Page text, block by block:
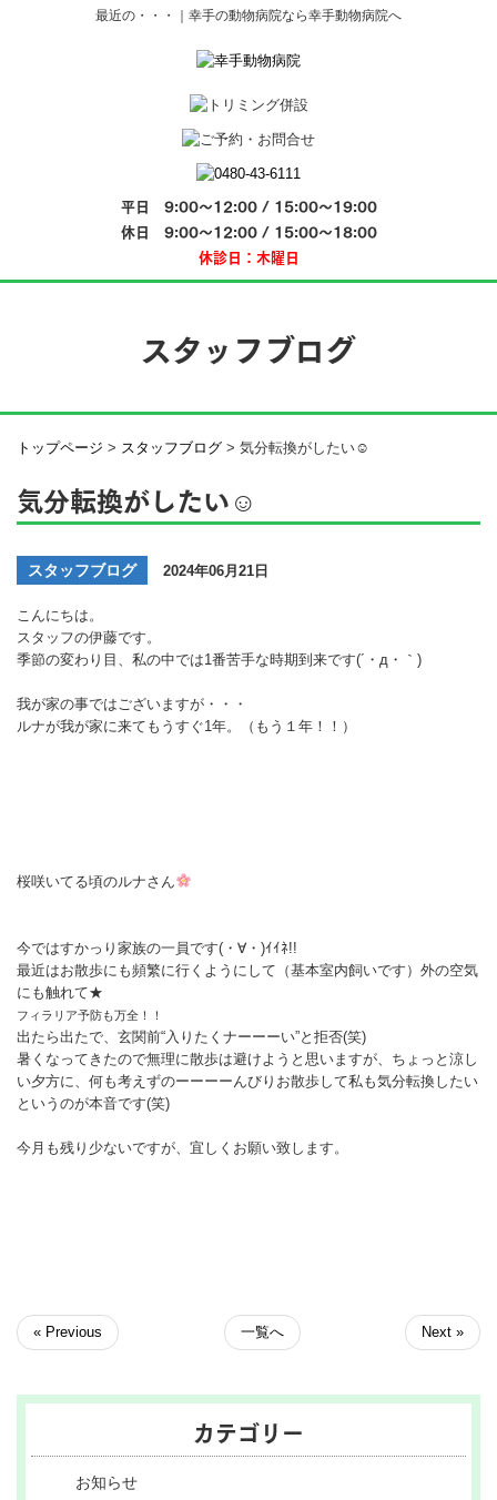
最近の・・・｜幸手の動物病院なら幸手動物病院へ
平日 9:00～12:00 / 15:00～19:00
休日 9:00～12:00 / 15:00～18:00
休診日：木曜日
スタッフブログ
トップページ > スタッフブログ > 気分転換がしたい☺
気分転換がしたい☺
スタッフブログ 2024年06月21日
こんにちは。
スタッフの伊藤です。
季節の変わり目、私の中では1番苦手な時期到来です(´・д・｀)
我が家の事ではございますが・・・
ルナが我が家に来てもうすぐ1年。（もう１年！！）
桜咲いてる頃のルナさん
今ではすかっり家族の一員です(・∀・)ｲｲﾈ!!
最近はお散歩にも頻繁に行くようにして（基本室内飼いです）外の空気
にも触れて★
フィラリア予防も万全！！
出たら出たで、玄関前“入りたくナーーーい”と拒否(笑)
暑くなってきたので無理に散歩は避けようと思いますが、ちょっと涼し
い夕方に、何も考えずのーーーーんびりお散歩して私も気分転換したい
というのが本音です(笑)
今月も残り少ないですが、宜しくお願い致します。
« Previous 一覧へ Next »
カテゴリー
お知らせ